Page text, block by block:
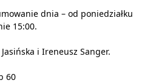
dnia – od poniedziałku
15:00.
i Ireneusz Sanger.
60